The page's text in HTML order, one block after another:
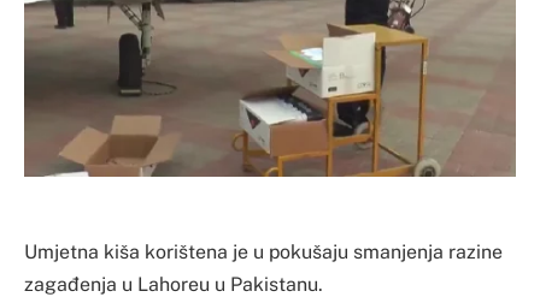
Umjetna kiša korištena je u pokušaju smanjenja razine
zagađenja u Lahoreu u Pakistanu.